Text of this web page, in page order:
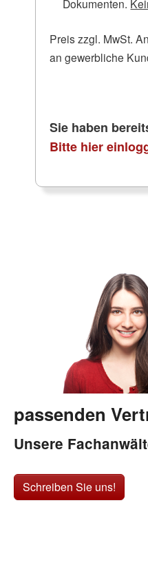
Dokumenten.
Preis zzgl. MwSt.
an gewerbliche
Sie haben
Bitte hier
passenden
Unsere
Schreiben Sie uns!